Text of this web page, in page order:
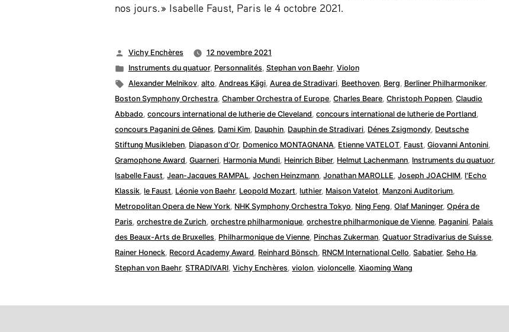
nos jours. » Isabelle Faust, Paris le 4 octobre 2021.
Publié
par
Vichy Enchères
12 novembre 2021
Publié
dans
Instruments du quatuor, Personnalités Stephan von Baehr, Violon
Étiquettes :
Alexander Melnikov, alto Andreas Kägi, Aurea de Stradivari, Beethoven, Berg Berliner Philharmoniker,
Boston Symphony Orchestra ,Chamber Orchestra of Europe ,Charles Beare ,Christoph Poppen ,Claudio
Abbado ,concours international de lutherie de Cleveland ,concours international de lutherie de Portland
concours Paganini de Gênes Dami Kim Dauphin Dauphin de Stradivari Dénes Zsigmondy Deutsche
Stiftung Musikleben Diapason d’Or, Domenico MONTAGNANA Etienne VATELOT Faust ,Giovanni Antonini
Gramophone Award ,Guarneri Harmonia Mundi Heinrich Biber, Helmut Lachenmann Instruments du quatuor,
Isabelle Faust ,Jean-Jacques RAMPAL ,Jochen Heinzmann ,Jonathan MAROLLE ,Joseph JOACHIM ,l'Echo
Klassik ,le Faust Léonie von Baehr, Leopold Mozart ,luthier, Maison Vatelot Manzoni Auditorium
Metropolitan Opera de New York NHK Symphony Orchestra Tokyo Ning Feng ,Olaf Maninger,Opéra de
Paris ,orchestre de Zurich ,orchestre philharmonique ,orchestre philharmonique de Vienne Paganini Palais
des Beaux-Arts de Bruxelles Philharmonique de Vienne Pinchas Zukerman ,Quatuor Stradivarius de Suisse
Rainer Honeck Record Academy Award Reinhard Bönsch RNCM International Cello ,Sabatier,Seho Ha
Stephan von Baehr,STRADIVARI ,Vichy Enchères ,violon ,violoncelle ,Xiaoming Wang